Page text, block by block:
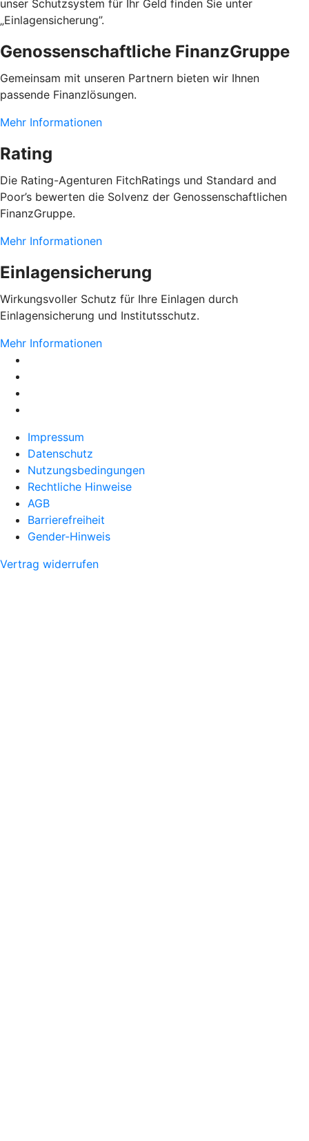
unser Schutzsystem für Ihr Geld finden Sie unter
„Einlagensicherung”.
Genossenschaftliche FinanzGruppe
Gemeinsam mit unseren Partnern bieten wir Ihnen
passende Finanzlösungen.
Mehr Informationen
Rating
Die Rating-Agenturen FitchRatings und Standard and
Poor’s bewerten die Solvenz der Genossenschaftlichen
FinanzGruppe.
Mehr Informationen
Einlagensicherung
Wirkungsvoller Schutz für Ihre Einlagen durch
Einlagensicherung und Institutsschutz.
Mehr Informationen
Impressum
Datenschutz
Nutzungsbedingungen
Rechtliche Hinweise
AGB
Barrierefreiheit
Gender-Hinweis
Vertrag widerrufen